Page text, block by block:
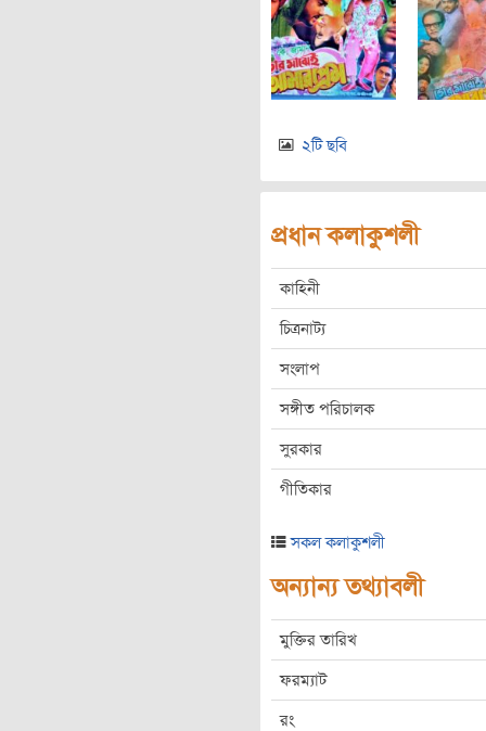
২টি ছবি
প্রধান কলাকুশলী
কাহিনী
চিত্রনাট্য
সংলাপ
সঙ্গীত পরিচালক
সুরকার
গীতিকার
সকল কলাকুশলী
অন্যান্য তথ্যাবলী
মুক্তির তারিখ
ফরম্যাট
রং